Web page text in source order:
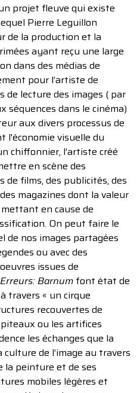
projet fleuve qui existe
Pierre Leguillon
de la production et la
ayant reçu une large
dans des médias de
pour l’artiste de
de lecture des images ( par
séquences dans le cinéma)
aux divers processus de
l'économie visuelle du
chiffonnier, l’artiste créé
en scène des
films, des publicités, des
magazines dont la valeur
en cause de
On peut faire le
de nos images partagées
ou avec des
issues de
Barnumfont état de
travers « un cirque
recouvertes de
ou les artifices
les échanges que la
de l’image au travers
la peinture et de ses
mobiles légères et